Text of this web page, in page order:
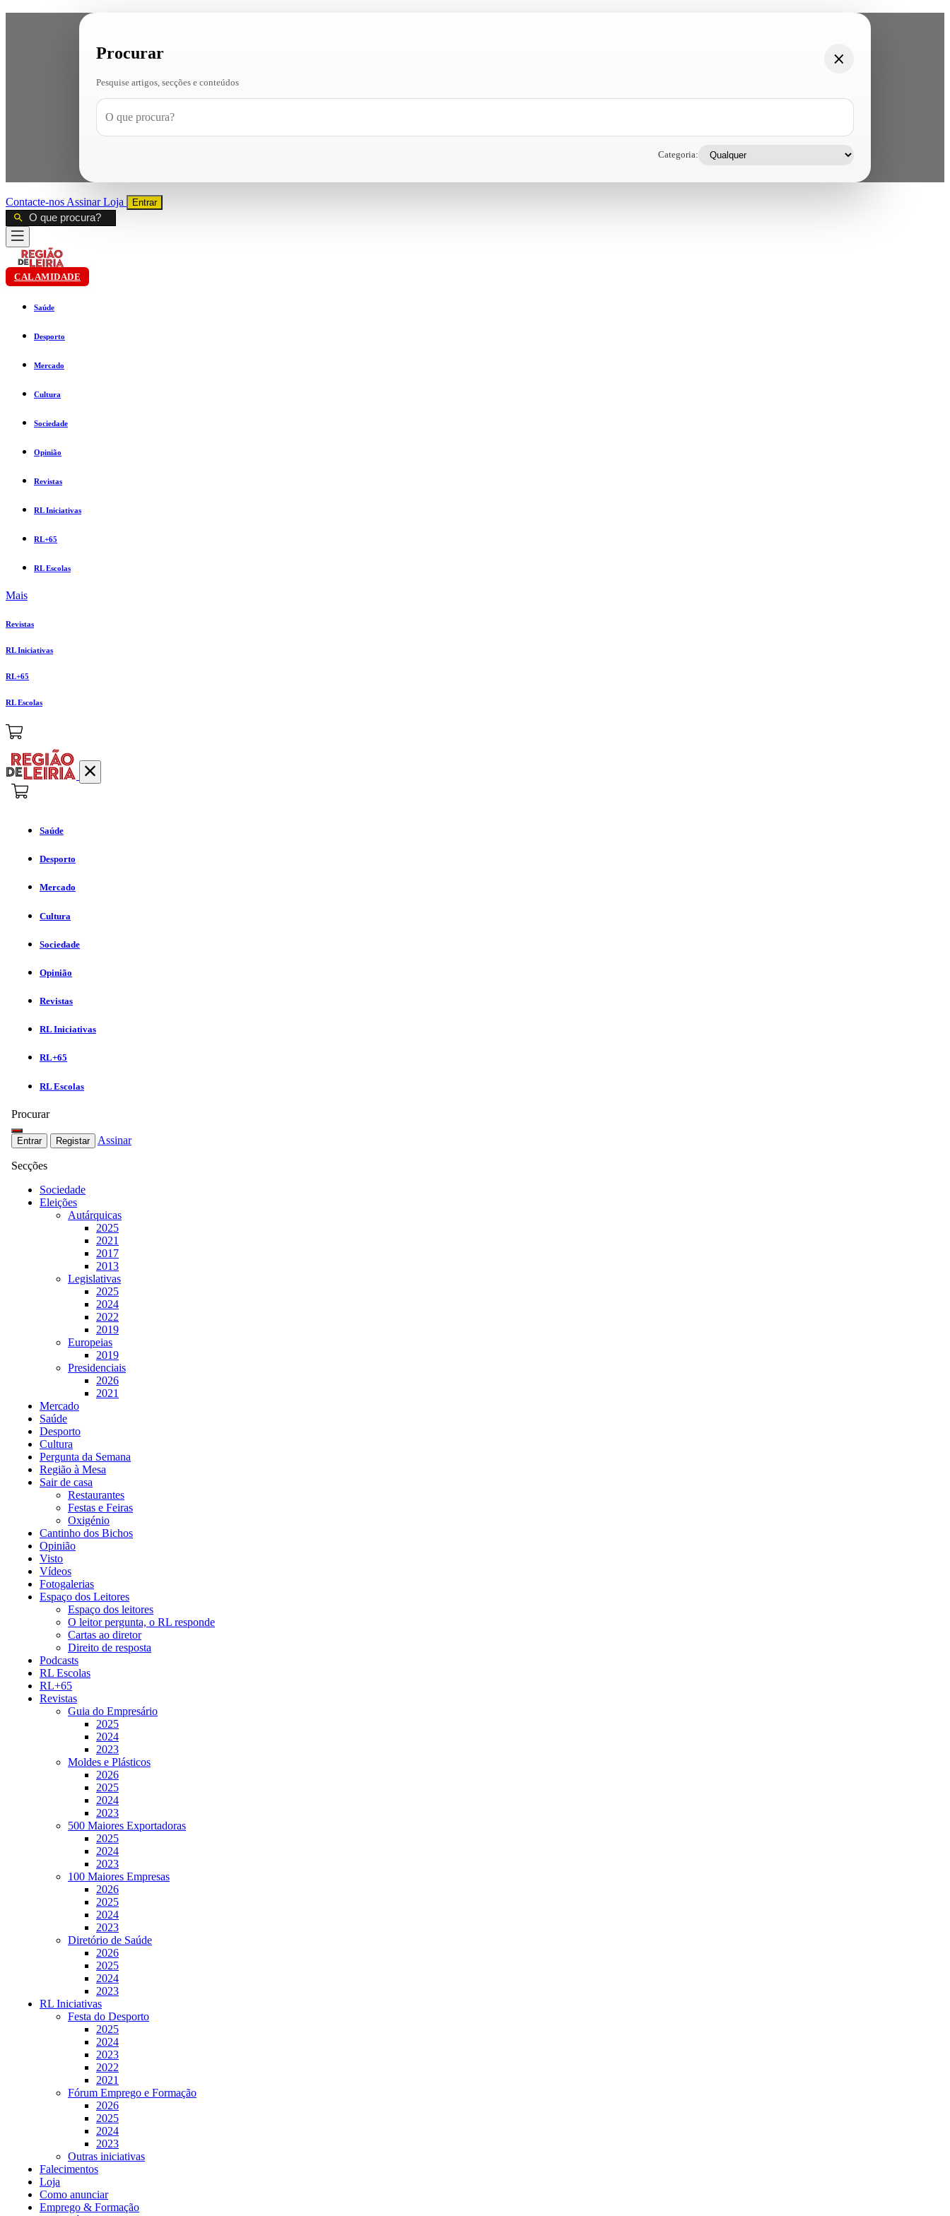
Procurar
Pesquise artigos, secções e conteúdos
Categoria:
Contacte-nos AssinarLoja Entrar
CALAMIDADE
Saúde
Desporto
Mercado
Cultura
Sociedade
Opinião
Revistas
RL Iniciativas
RL+65
RL Escolas
Mais
Revistas
RL Iniciativas
RL+65
RL Escolas
Saúde
Desporto
Mercado
Cultura
Sociedade
Opinião
Revistas
RL Iniciativas
RL+65
RL Escolas
Procurar
Entrar Registar Assinar
Secções
Sociedade
Eleições
Autárquicas
2025
2021
2017
2013
Legislativas
2025
2024
2022
2019
Europeias
2019
Presidenciais
2026
2021
Mercado
Saúde
Desporto
Cultura
Pergunta da Semana
Região à Mesa
Sair de casa
Restaurantes
Festas e Feiras
Oxigénio
Cantinho dos Bichos
Opinião
Visto
Vídeos
Fotogalerias
Espaço dos Leitores
Espaço dos leitores
O leitor pergunta, o RL responde
Cartas ao diretor
Direito de resposta
Podcasts
RL Escolas
RL+65
Revistas
Guia do Empresário
2025
2024
2023
Moldes e Plásticos
2026
2025
2024
2023
500 Maiores Exportadoras
2025
2024
2023
100 Maiores Empresas
2026
2025
2024
2023
Diretório de Saúde
2026
2025
2024
2023
RL Iniciativas
Festa do Desporto
2025
2024
2023
2022
2021
Fórum Emprego e Formação
2026
2025
2024
2023
Outras iniciativas
Falecimentos
Loja
Como anunciar
Emprego & Formação